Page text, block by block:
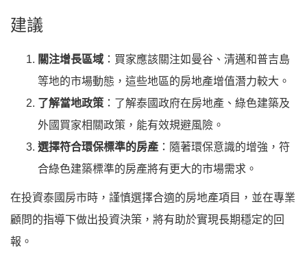
建議
關注增長區域 ：買家應該關注如曼谷、清邁和普吉島
等地的市場動態，這些地區的房地產增值潛力較大。
了解當地政策 ：了解泰國政府在房地產、綠色建築及
外國買家相關政策，能有效規避風險。
選擇符合環保標準的房產 ：隨著環保意識的增強，符
合綠色建築標準的房產將有更大的市場需求。
在投資泰國房市時，謹慎選擇合適的房地產項目，並在專業
顧問的指導下做出投資決策，將有助於實現長期穩定的回
報。